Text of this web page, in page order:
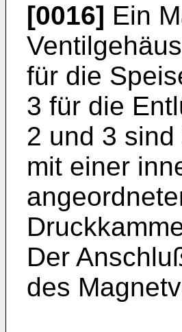
[0016] Ein
für die
3 für die
2 und 3
mit einer
Der
des